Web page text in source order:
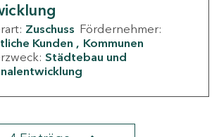
Zuschuss Fördernehmer:
Kunden
Kommunen
Städtebau und